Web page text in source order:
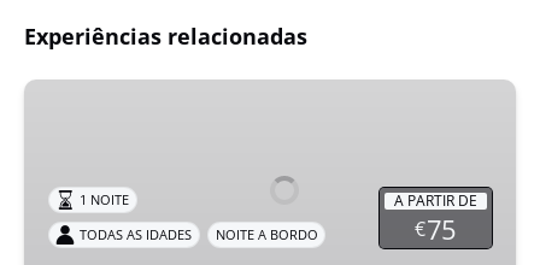
Experiências relacionadas
Cruzeiro
bordo
A PARTIR DE
€75
1 NOITE
TODAS AS IDADES
NOITE A BORDO